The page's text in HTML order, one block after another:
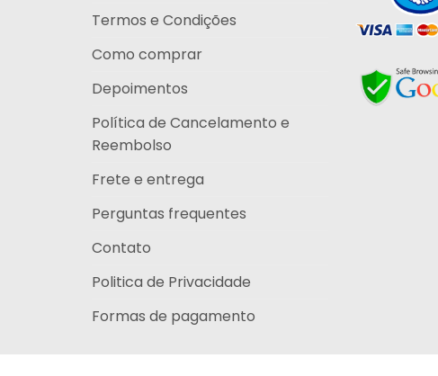
Termos e Condições
Como comprar
Depoimentos
Política de Cancelamento e
Reembolso
Frete e entrega
Perguntas frequentes
Contato
Politica de Privacidade
Formas de pagamento